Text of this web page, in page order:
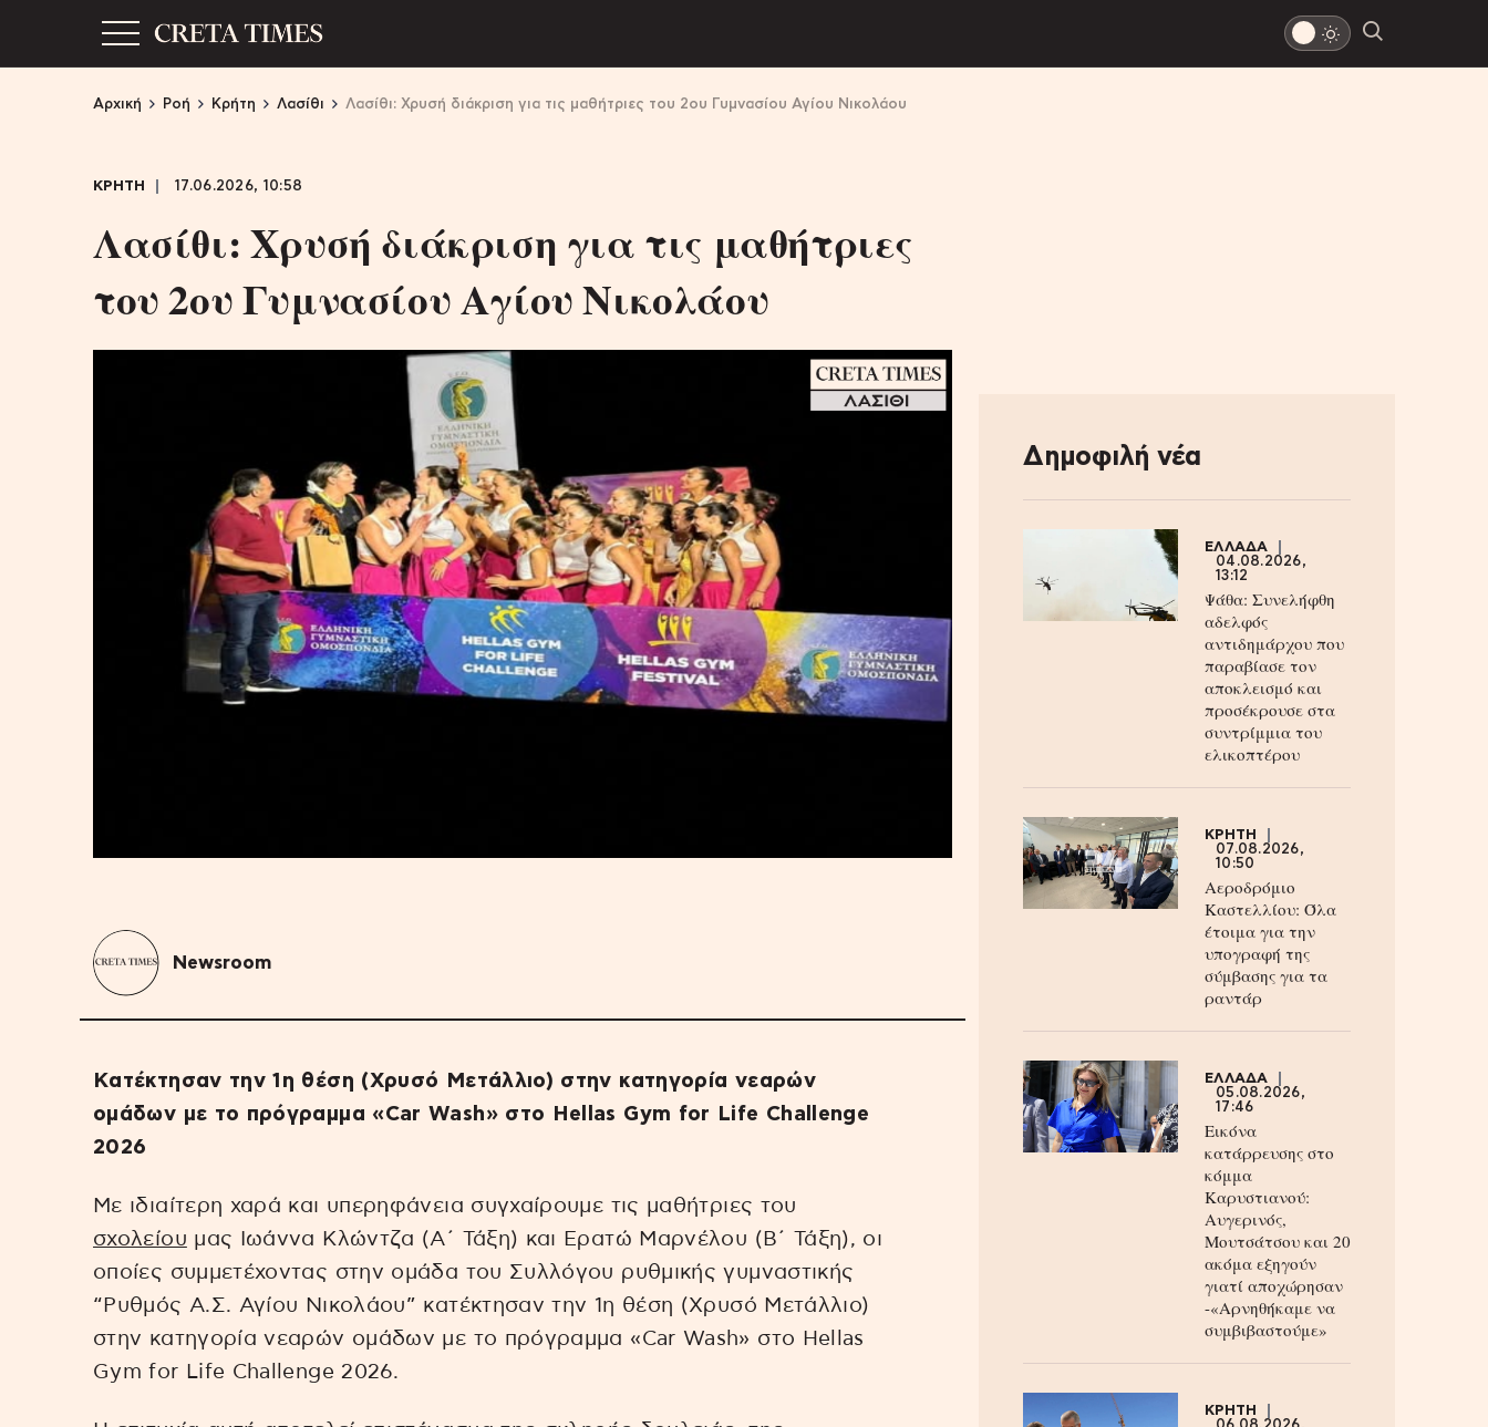
Αρχική Ροή Κρήτη Λασίθι Λασίθι: Χρυσή διάκριση για τις μαθήτριες του 2ου Γυμνασίου Αγίου Νικολάου
ΚΡΗΤΗ 17.06.2026, 10:58
Λασίθι: Χρυσή διάκριση για τις μαθήτριες
του 2ου Γυμνασίου Αγίου Νικολάου
Newsroom
Kατέκτησαν την 1η θέση (Χρυσό Μετάλλιο) στην κατηγορία νεαρών
ομάδων με το πρόγραμμα «Car Wash» στο Hellas Gym for Life Challenge
2026
Με ιδιαίτερη χαρά και υπερηφάνεια συγχαίρουμε τις μαθήτριες του
σχολείου μας Ιωάννα Κλώντζα (Α΄ Τάξη) και Ερατώ Μαρνέλου (Β΄ Τάξη), οι
οποίες συμμετέχοντας στην ομάδα του Συλλόγου ρυθμικής γυμναστικής
“Ρυθμός Α.Σ. Αγίου Νικολάου” κατέκτησαν την 1η θέση (Χρυσό Μετάλλιο)
στην κατηγορία νεαρών ομάδων με το πρόγραμμα «Car Wash» στο Hellas
Gym for Life Challenge 2026.
Δημοφιλή νέα
ΕΛΛΑΔΑ
04.08.2026,
13:12
Ψάθα: Συνελήφθη
αδελφός
αντιδημάρχου που
παραβίασε τον
αποκλεισμό και
προσέκρουσε στα
συντρίμμια του
ελικοπτέρου
ΚΡΗΤΗ
07.08.2026,
10:50
Αεροδρόμιο
Καστελλίου: Όλα
έτοιμα για την
υπογραφή της
σύμβασης για τα
ραντάρ
ΕΛΛΑΔΑ
05.08.2026,
17:46
Εικόνα
κατάρρευσης στο
κόμμα
Καρυστιανού:
Αυγερινός,
Μουτσάτσου και 20
ακόμα εξηγούν
γιατί αποχώρησαν
-«Αρνηθήκαμε να
συμβιβαστούμε»
ΚΡΗΤΗ